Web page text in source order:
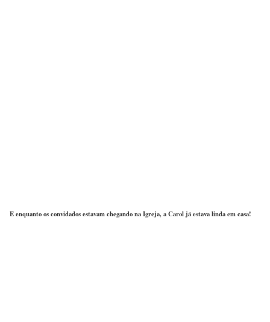
E enquanto os convidados estavam chegando na Igreja, a Carol já estava linda em casa!